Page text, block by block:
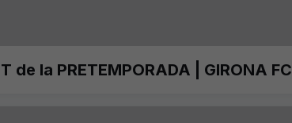
de la PRETEMPORADA | GIRONA FC